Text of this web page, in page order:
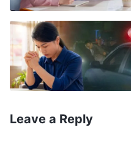
ដែលបានបង្ហាញក
ទ្រង់មែនដែរឬទេ?
សេចក្ដីពិតដើម្បីទ្រ
អាចក្រោកឈរឡើង និ
ដែរឬទេ? តើអ្នកអ
គ្រប់គ្រាន់ដើម្បីត
Leave a Reply